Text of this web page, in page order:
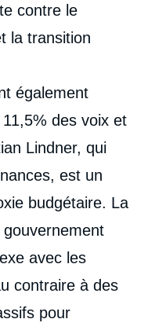
contre le
la transition
également
des voix et
Lindner, qui
est un
budgétaire. La
gouvernement
avec les
contraire à des
pour